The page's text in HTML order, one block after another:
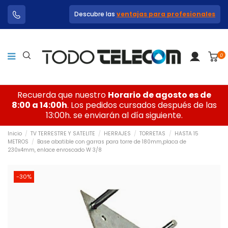
Descubre las ventajas para profesionales
0
Recuerda que nuestro Horario de agosto es de
8:00 a 14:00h. Los pedidos cursados después de las
13:00h. se enviarán al día siguiente.
Inicio TV TERRESTRE Y SATELITE HERRAJES TORRETAS
HASTA 15
METROS
Base abatible con garras para torre de 180mm,placa de
230x4mm, enlace enroscado W 3/8
-30%